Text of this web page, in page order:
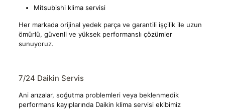
Mitsubishi klima servisi
Her markada orijinal yedek parça ve garantili işçilik ile uzun
ömürlü, güvenli ve yüksek performanslı çözümler
sunuyoruz.
7/24 Daikin Servis
Ani arızalar, soğutma problemleri veya beklenmedik
performans kayıplarında Daikin klima servisi ekibimiz